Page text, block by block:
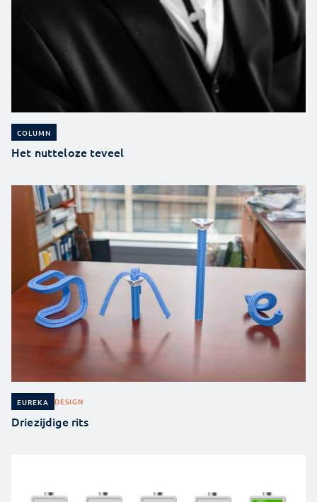
COLUMN
Het nutteloze teveel
EUREKA DESIGN
Driezijdige rits